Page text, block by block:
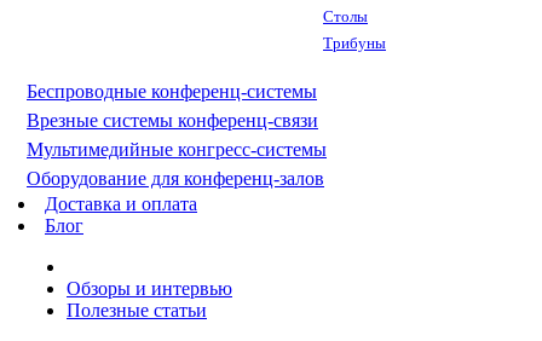
Столы
Трибуны
Беспроводные конференц-системы
Врезные системы конференц-связи
Мультимедийные конгресс-системы
Оборудование для конференц-залов
Доставка и оплата
Блог
Обзоры и интервью
Полезные статьи